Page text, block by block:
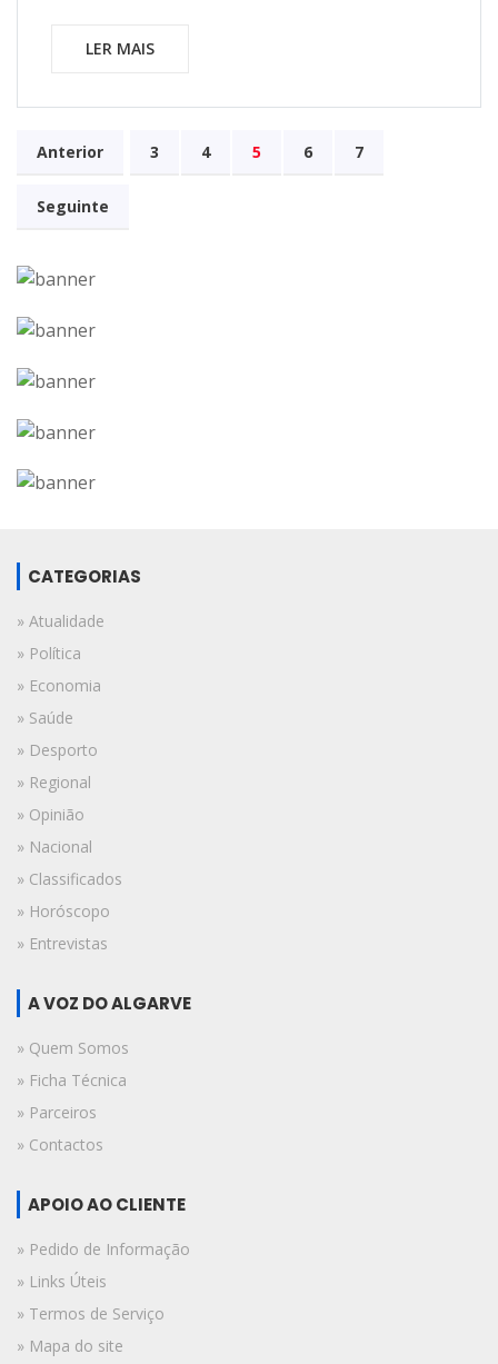
LER MAIS
Anterior 3 4 5 6 7
Seguinte
CATEGORIAS
» Atualidade
» Política
» Economia
» Saúde
» Desporto
» Regional
» Opinião
» Nacional
» Classificados
» Horóscopo
» Entrevistas
A VOZ DO ALGARVE
» Quem Somos
» Ficha Técnica
» Parceiros
» Contactos
APOIO AO CLIENTE
» Pedido de Informação
» Links Úteis
» Termos de Serviço
» Mapa do site